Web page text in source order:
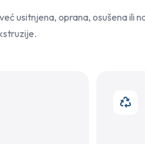
usitnjena, oprana, osušena ili